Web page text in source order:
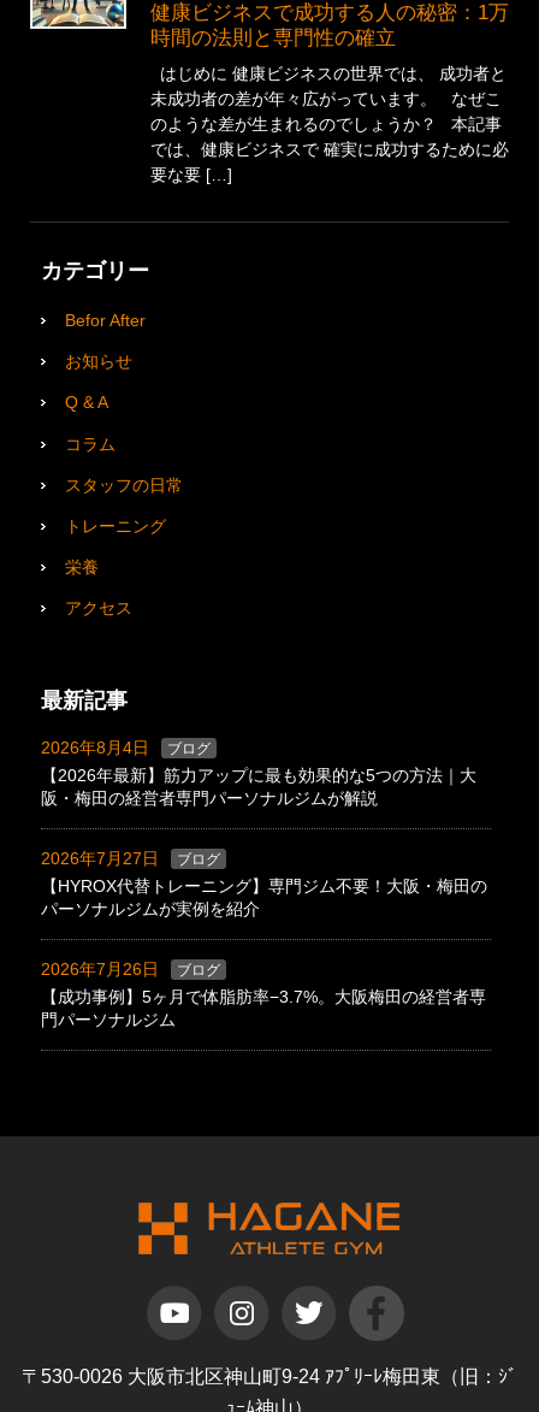
健康ビジネスで成功する人の秘密：1万
時間の法則と専門性の確立
はじめに 健康ビジネスの世界では、 成功者と
未成功者の差が年々広がっています。 なぜこ
のような差が生まれるのでしょうか？ 本記事
では、健康ビジネスで 確実に成功するために必
要な要 […]
カテゴリー
Befor After
お知らせ
Q & A
コラム
スタッフの日常
トレーニング
栄養
アクセス
最新記事
2026年8月4日 ブログ
【2026年最新】筋力アップに最も効果的な5つの方法｜大
阪・梅田の経営者専門パーソナルジムが解説
2026年7月27日 ブログ
【HYROX代替トレーニング】専門ジム不要！大阪・梅田の
パーソナルジムが実例を紹介
2026年7月26日 ブログ
【成功事例】5ヶ月で体脂肪率−3.7%。大阪梅田の経営者専
門パーソナルジム
〒530-0026 大阪市北区神山町9-24 ｱﾌﾟﾘｰﾚ梅田東（旧：ｼﾞ